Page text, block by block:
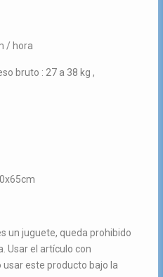
/ hora
bruto : 27 a 38 kg ,
un juguete, queda prohibido
Usar el artículo con
este producto bajo la